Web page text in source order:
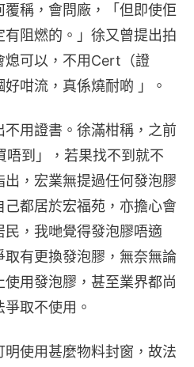
稱，會問廠，「但即使佢
阻燃的。」徐又曾提出拍
熄可以，不用Cert（證
咁流，真係燒耐啲 」。
用證書。徐滿柑稱，之前
唔到」，若果找不到就不
，宏業無提過任何發泡膠
都居於宏福苑，亦擔心會
，我哋覺得發泡膠唔適
有更換發泡膠，無奈無論
用發泡膠，甚至業界都尚
取不使用。
使用甚麼物料封窗，故法